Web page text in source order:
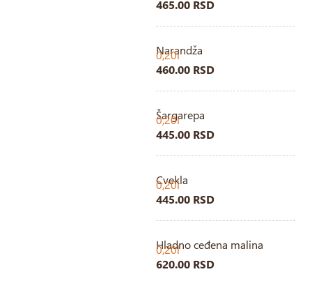
465.00 RSD
Narandža
0,20l
460.00 RSD
Šargarepa
0,20l
445.00 RSD
Cvekla
0,20l
445.00 RSD
Hladno ceđena malina
0,20l
620.00 RSD